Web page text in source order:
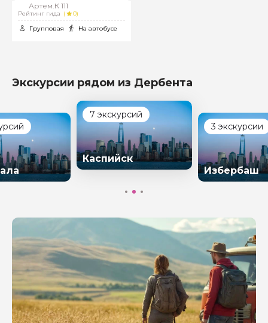
Артем.К 111
Рейтинг гида (
0)
Групповая
На автобусе
Экскурсии рядом из Дербента
7 экскурсий
Каспийск
3 экскурсии
Избербаш